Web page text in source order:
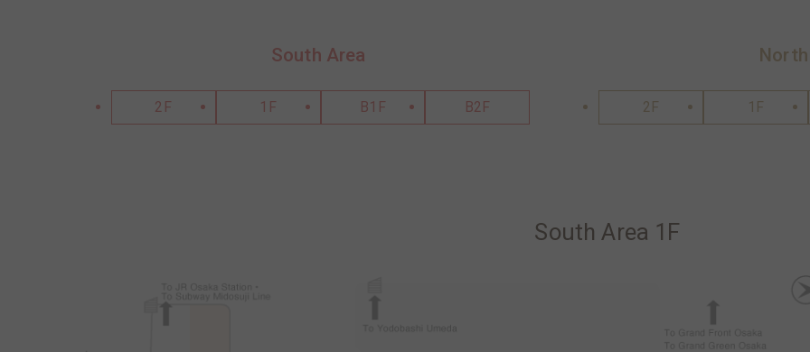
South Area
2F 1F B1F B2F 2F 1F
South Area 1F